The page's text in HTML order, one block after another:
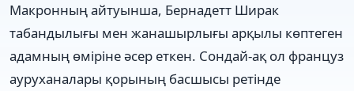
Макронның айтуынша, Бернадетт Ширак
табандылығы мен жанашырлығы арқылы көптеген
адамның өміріне әсер еткен. Сондай-ақ ол француз
ауруханалары қорының басшысы ретінде